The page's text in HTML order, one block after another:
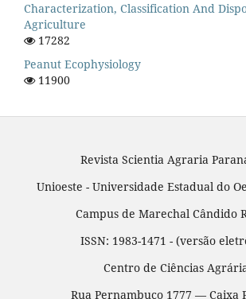
Characterization, Classification And
Agriculture
17282
Peanut Ecophysiology
11900
Revista Scientia Agraria
Unioeste - Universidade Estadual do
Campus de Marechal Cândido
ISSN: 1983-1471 - (versão
Centro de Ciências
Rua Pernambuco 1777 — Caixa